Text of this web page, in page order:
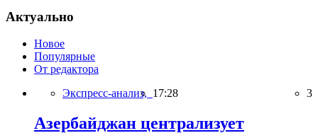
Актуально
Новое
Популярные
От редактора
Экспресс-анализ, 17:28 3
Азербайджан централизует